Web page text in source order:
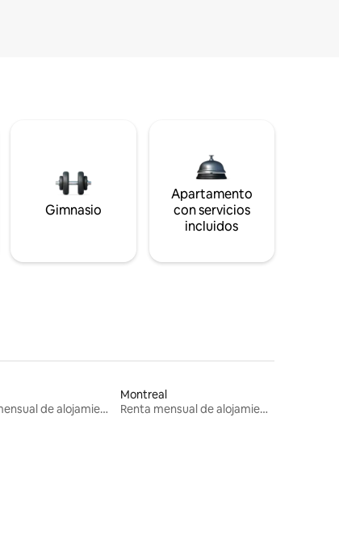
Gimnasio
Apartamento
con servicios
incluidos
Renta mensual de alojamientos
Montreal
Renta mensual de alojamientos